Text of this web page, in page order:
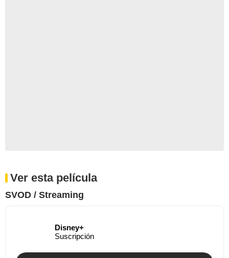
Ver esta película
SVOD / Streaming
Disney+
Suscripción